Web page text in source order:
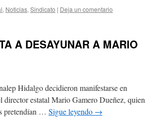
, Noticias, Sindicato | Deja un comentario
A DESAYUNAR A MARIO
Hidalgo decidieron manifestarse en
director estatal Mario Gamero Dueñez, quien
pretendían … Sigue leyendo →